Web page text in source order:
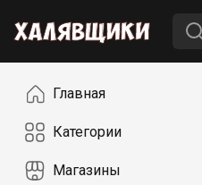
НавигацияГлавная
Категории
Магазины